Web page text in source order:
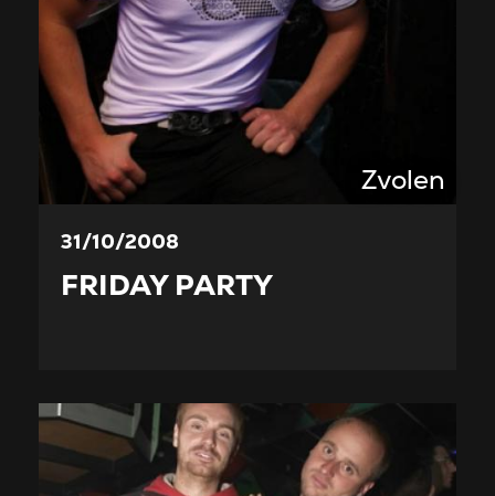
Zvolen
31/10/2008
FRIDAY PARTY